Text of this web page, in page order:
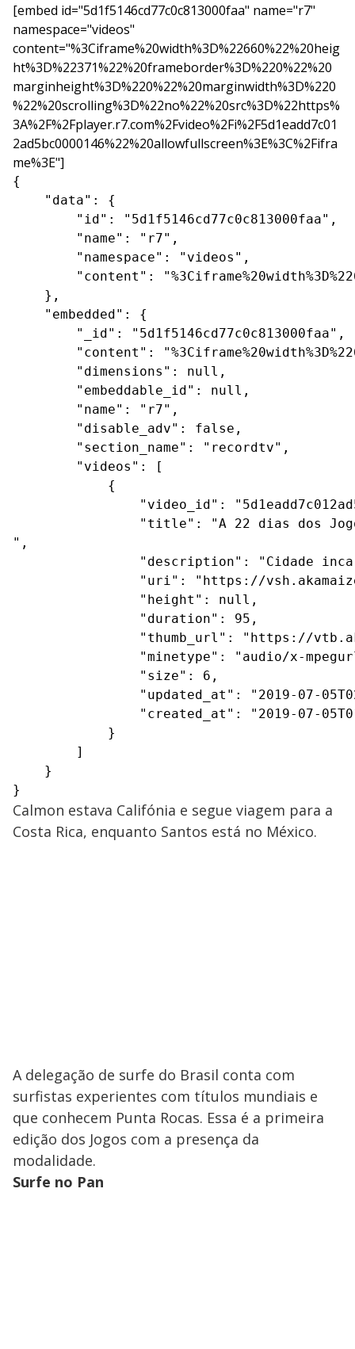
[embed id="5d1f5146cd77c0c813000faa" name="r7"
namespace="videos"
content="%3Ciframe%20width%3D%22660%22%20heig
ht%3D%22371%22%20frameborder%3D%220%22%20
marginheight%3D%220%22%20marginwidth%3D%220
%22%20scrolling%3D%22no%22%20src%3D%22https%
3A%2F%2Fplayer.r7.com%2Fvideo%2Fi%2F5d1eadd7c01
2ad5bc0000146%22%20allowfullscreen%3E%3C%2Fifra
me%3E"]
{
    "data": {
        "id": "5d1f5146cd77c0c813000faa",
        "name": "r7",
        "namespace": "videos",
"content":
    },
    "embedded": {
        "_id": "5d1f5146cd77c0c813000faa",
"content":
        "dimensions": null,
        "embeddable_id": null,
        "name": "r7",
        "disable_adv": false,
        "section_name": "recordtv",
        "videos": [
            {
"video_id":
"title": "A 22 dias dos
",
"description": "Cidade
"uri": "https://
                "height": null,
                "duration": 95,
"thumb_url": "https://
"minetype": "audio/x-
                "size": 6,
"updated_at": "2019-07-
"created_at": "2019-07-
            }
        ]
    }
}
Calmon estava Califónia e segue viagem para a
Costa Rica, enquanto Santos está no México.
A delegação de surfe do Brasil conta com
surfistas experientes com títulos mundiais e
que conhecem Punta Rocas. Essa é a primeira
edição dos Jogos com a presença da
modalidade.
Surfe no Pan